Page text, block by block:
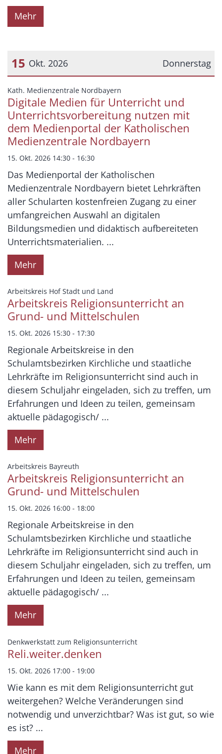
Mehr
Donnerstag
15 Okt. 2026
Datum: 15. Oktober 2026
Kath. Medienzentrale Nordbayern
Digitale Medien für Unterricht und
Unterrichtsvorbereitung nutzen mit
dem Medienportal der Katholischen
Medienzentrale Nordbayern
15. Okt. 2026 14:30 - 16:30
Das Medienportal der Katholischen
Medienzentrale Nordbayern bietet Lehrkräften
aller Schularten kostenfreien Zugang zu einer
umfangreichen Auswahl an digitalen
Bildungsmedien und didaktisch aufbereiteten
Unterrichtsmaterialien. ...
Mehr
Arbeitskreis Hof Stadt und Land
Arbeitskreis Religionsunterricht an
Grund- und Mittelschulen
15. Okt. 2026 15:30 - 17:30
Regionale Arbeitskreise in den
Schulamtsbezirken Kirchliche und staatliche
Lehrkräfte im Religionsunterricht sind auch in
diesem Schuljahr eingeladen, sich zu treffen, um
Erfahrungen und Ideen zu teilen, gemeinsam
aktuelle pädagogisch/ ...
Mehr
Arbeitskreis Bayreuth
Arbeitskreis Religionsunterricht an
Grund- und Mittelschulen
15. Okt. 2026 16:00 - 18:00
Regionale Arbeitskreise in den
Schulamtsbezirken Kirchliche und staatliche
Lehrkräfte im Religionsunterricht sind auch in
diesem Schuljahr eingeladen, sich zu treffen, um
Erfahrungen und Ideen zu teilen, gemeinsam
aktuelle pädagogisch/ ...
Mehr
Denkwerkstatt zum Religionsunterricht:
Reli.weiter.denken
15. Okt. 2026 17:00 - 19:00
Wie kann es mit dem Religionsunterricht gut
weitergehen? Welche Veränderungen sind
notwendig und unverzichtbar? Was ist gut, so wie
es ist? ...
Mehr